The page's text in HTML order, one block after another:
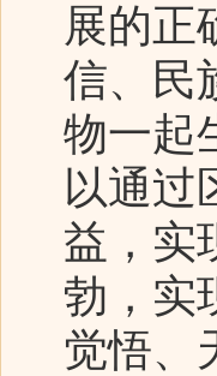
展的正
信、民
物一起
以通过
益，实
勃，实
觉悟、